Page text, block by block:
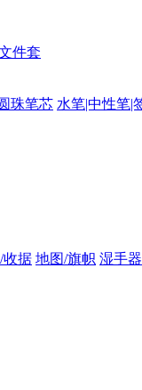
件套
珠笔芯 水笔|中性笔|
收据 地图/旗帜 湿手